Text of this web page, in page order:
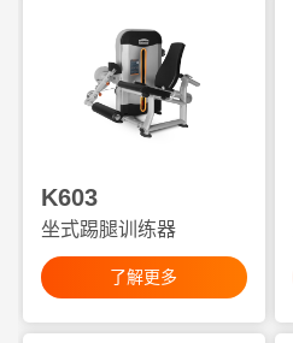
K603
坐式踢腿训练器
了解更多